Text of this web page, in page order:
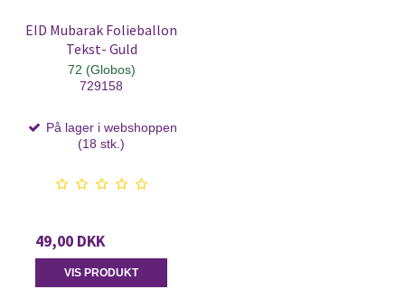
EID Mubarak Folieballon
Tekst- Guld
72 (Globos)
729158
På lager i webshoppen
(18 stk.)
49,00 DKK
VIS PRODUKT